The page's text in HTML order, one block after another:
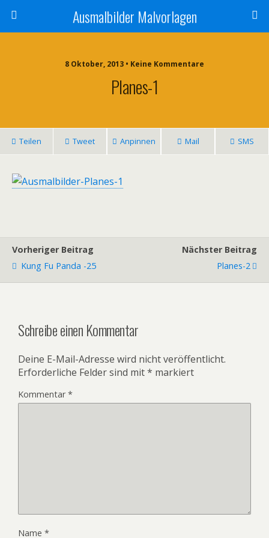
Ausmalbilder Malvorlagen
8 Oktober, 2013 • Keine Kommentare
Planes-1
Teilen Tweet Anpinnen Mail SMS
Vorheriger Beitrag
Kung Fu Panda -25
Nächster Beitrag
Planes-2
Schreibe einen Kommentar
Deine E-Mail-Adresse wird nicht veröffentlicht.
Erforderliche Felder sind mit* markiert
Kommentar*
Name *